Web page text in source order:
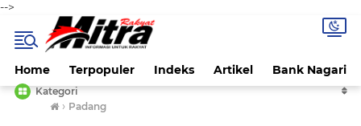
-->
Home Terpopuler Indeks Artikel Bank Nagari
Kategori
› Padang